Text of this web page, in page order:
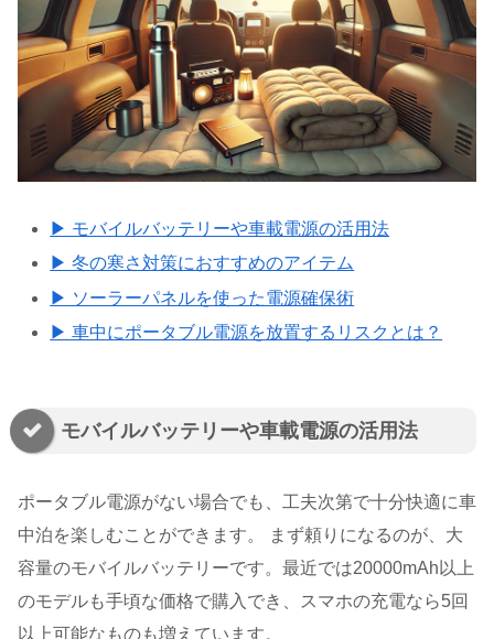
▶ モバイルバッテリーや車載電源の活用法
▶ 冬の寒さ対策におすすめのアイテム
▶ ソーラーパネルを使った電源確保術
▶ 車中にポータブル電源を放置するリスクとは？
モバイルバッテリーや車載電源の活用法
ポータブル電源がない場合でも、工夫次第で十分快適に車
中泊を楽しむことができます。 まず頼りになるのが、大
容量のモバイルバッテリーです。最近では20000mAh以上
のモデルも手頃な価格で購入でき、スマホの充電なら5回
以上可能なものも増えています。